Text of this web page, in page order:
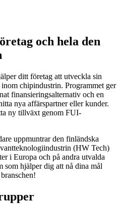
och hela den
ditt företag att utveckla sin
chipindustrin. Programmet ger
finansieringsalternativ och en
nya affärspartner eller kunder.
ny tillväxt genom FUI-
uppmuntrar den finländska
(HW Tech)
i Europa och på andra utvalda
som hjälper dig att nå dina mål